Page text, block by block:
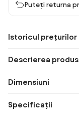
Puteți returna
Istoricul prețurilor
Descrierea
Dimensiuni
Specificații